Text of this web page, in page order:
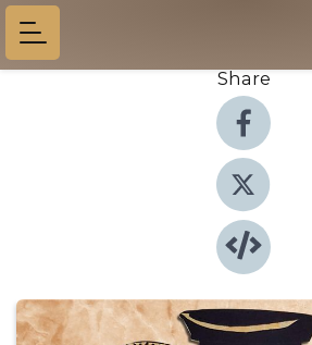
Share